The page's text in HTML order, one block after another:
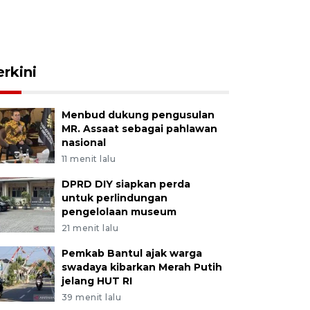
Menbud dukung pengusulan
MR. Assaat sebagai pahlawan
nasional
11 menit lalu
DPRD DIY siapkan perda
untuk perlindungan
pengelolaan museum
21 menit lalu
Pemkab Bantul ajak warga
swadaya kibarkan Merah Putih
jelang HUT RI
39 menit lalu